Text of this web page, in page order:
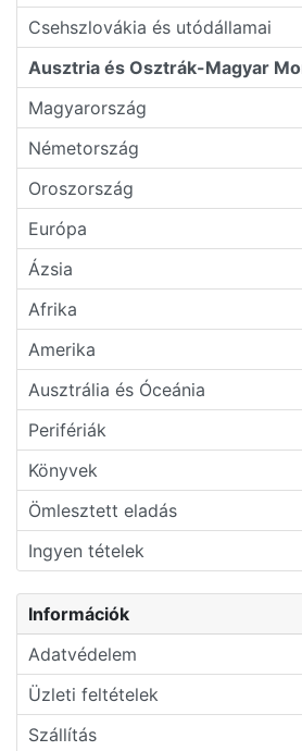
Csehszlovákia és utódállamai
Ausztria és Osztrák-Magyar
Magyarország
Németország
Oroszország
Európa
Ázsia
Afrika
Amerika
Ausztrália és Óceánia
Perifériák
Könyvek
Ömlesztett eladás
Ingyen tételek
Információk
Adatvédelem
Üzleti feltételek
Szállítás